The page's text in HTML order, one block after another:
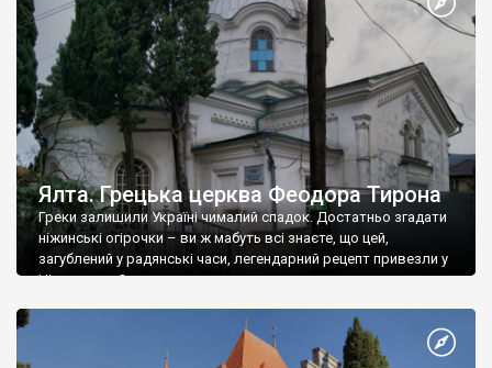
Ялта. Грецька церква Феодора Тирона
Греки залишили Україні чималий спадок. Достатньо згадати
ніжинські огірочки – ви ж мабуть всі знаєте, що цей,
загублений у радянські часи, легендарний рецепт привезли у
Ніжин греки?